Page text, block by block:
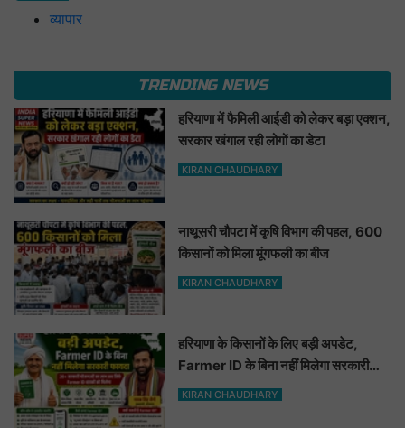
व्यापार
TRENDING NEWS
हरियाणा में फैमिली आईडी को लेकर बड़ा एक्शन,
सरकार खंगाल रही लोगों का डेटा
KIRAN CHAUDHARY
नाथूसरी चौपटा में कृषि विभाग की पहल, 600
किसानों को मिला मूंगफली का बीज
KIRAN CHAUDHARY
हरियाणा के किसानों के लिए बड़ी अपडेट,
Farmer ID के बिना नहीं मिलेगा सरकारी
फायदा
KIRAN CHAUDHARY